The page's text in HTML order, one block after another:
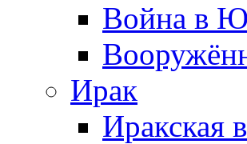
Война в
Ирак
Иракская